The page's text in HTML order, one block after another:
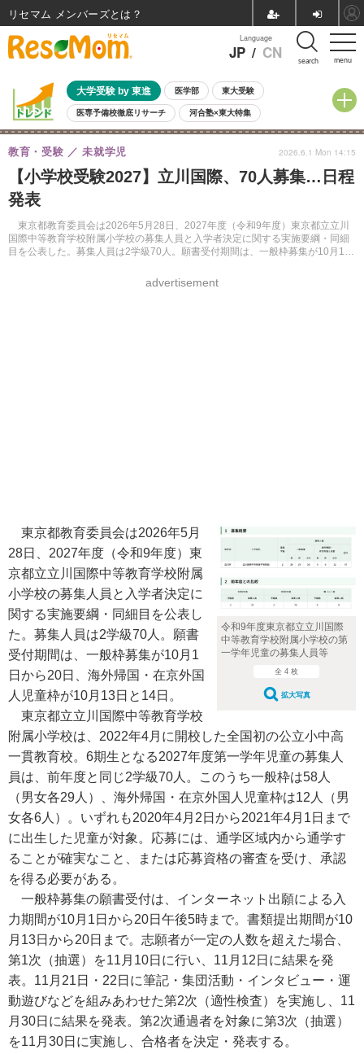
menu
Language
JP / CN search
大学受験 by 東進 医学部 東大受験
医専予備校徹底リサーチ 河合塾×東大特集
親子で考える大学選び 高校受験 中学受験 小学校受験
共通テスト 夏休み
8月開催イベント・WS 全国公立高校 過去問 人気記事
自由研究教材（小学生向け）
【小学校受験2027】立川国際、70人募集…日程
発表
東京都教育委員会は2026年5月28日、2027年度（令和9年度）東京都立立川
国際中等教育学校附属小学校の募集人員と入学者決定に関する実施要綱・同細
目を公表した。募集人員は2学級70人。願書受付期間は、一般枠募集が10月1日
教育・受験 未就学児
advertisement
2026.6.1 Mon 14:15
令和9年度東京都立立川国際
中等教育学校附属小学校の第
一学年児童の募集人員等
全 4 枚
拡大写真
東京都教育委員会は2026年5月
28日、2027年度（令和9年度）東
京都立立川国際中等教育学校附属
小学校の募集人員と入学者決定に
関する実施要綱・同細目を公表し
た。募集人員は2学級70人。願書
受付期間は、一般枠募集が10月1
日から20日、海外帰国・在京外国
人児童枠が10月13日と14日。
東京都立立川国際中等教育学校
附属小学校は、2022年4月に開校した全国初の公立小中高
一貫教育校。6期生となる2027年度第一学年児童の募集人
員は、前年度と同じ2学級70人。このうち一般枠は58人
（男女各29人）、海外帰国・在京外国人児童枠は12人（男
女各6人）。いずれも2020年4月2日から2021年4月1日まで
に出生した児童が対象。応募には、通学区域内から通学す
ることが確実なこと、または応募資格の審査を受け、承認
を得る必要がある。
一般枠募集の願書受付は、インターネット出願による入
力期間が10月1日から20日午後5時まで。書類提出期間が10
月13日から20日まで。志願者が一定の人数を超えた場合、
第1次（抽選）を11月10日に行い、11月12日に結果を発
表。11月21日・22日に筆記・集団活動・インタビュー・運
動遊びなどを組みあわせた第2次（適性検査）を実施し、11
月30日に結果を発表。第2次通過者を対象に第3次（抽選）
を11月30日に実施し、合格者を決定・発表する。
リセマム メンバーズ